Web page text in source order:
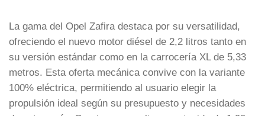
La gama del Opel Zafira destaca por su versatilidad,
ofreciendo el nuevo motor diésel de 2,2 litros tanto en
su versión estándar como en la carrocería XL de 5,33
metros. Esta oferta mecánica convive con la variante
100% eléctrica, permitiendo al usuario elegir la
propulsión ideal según su presupuesto y necesidades